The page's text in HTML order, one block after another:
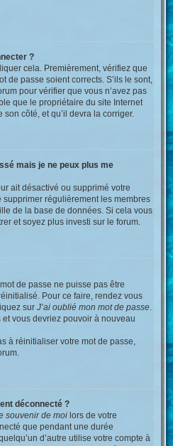
?
cela. Premièrement, vérifiez que
de passe soient corrects. S’ils le sont,
pour vérifier que vous n’avez pas
que le propriétaire du site Internet
côté, et qu’il devra la corriger.
mais je ne peux plus me
ait désactivé ou supprimé votre
supprimer régulièrement les membres
de la base de données. Si cela vous
et soyez plus investi sur le forum.
de passe ne puisse pas être
Pour ce faire, rendez vous
surJ’ai oublié mon mot de passe.
vous devriez pouvoir à nouveau
à réinitialiser votre mot de passe,
déconnecté ?
souvenir de moi lors de votre
que pendant une durée
d’autre utilise votre compte à